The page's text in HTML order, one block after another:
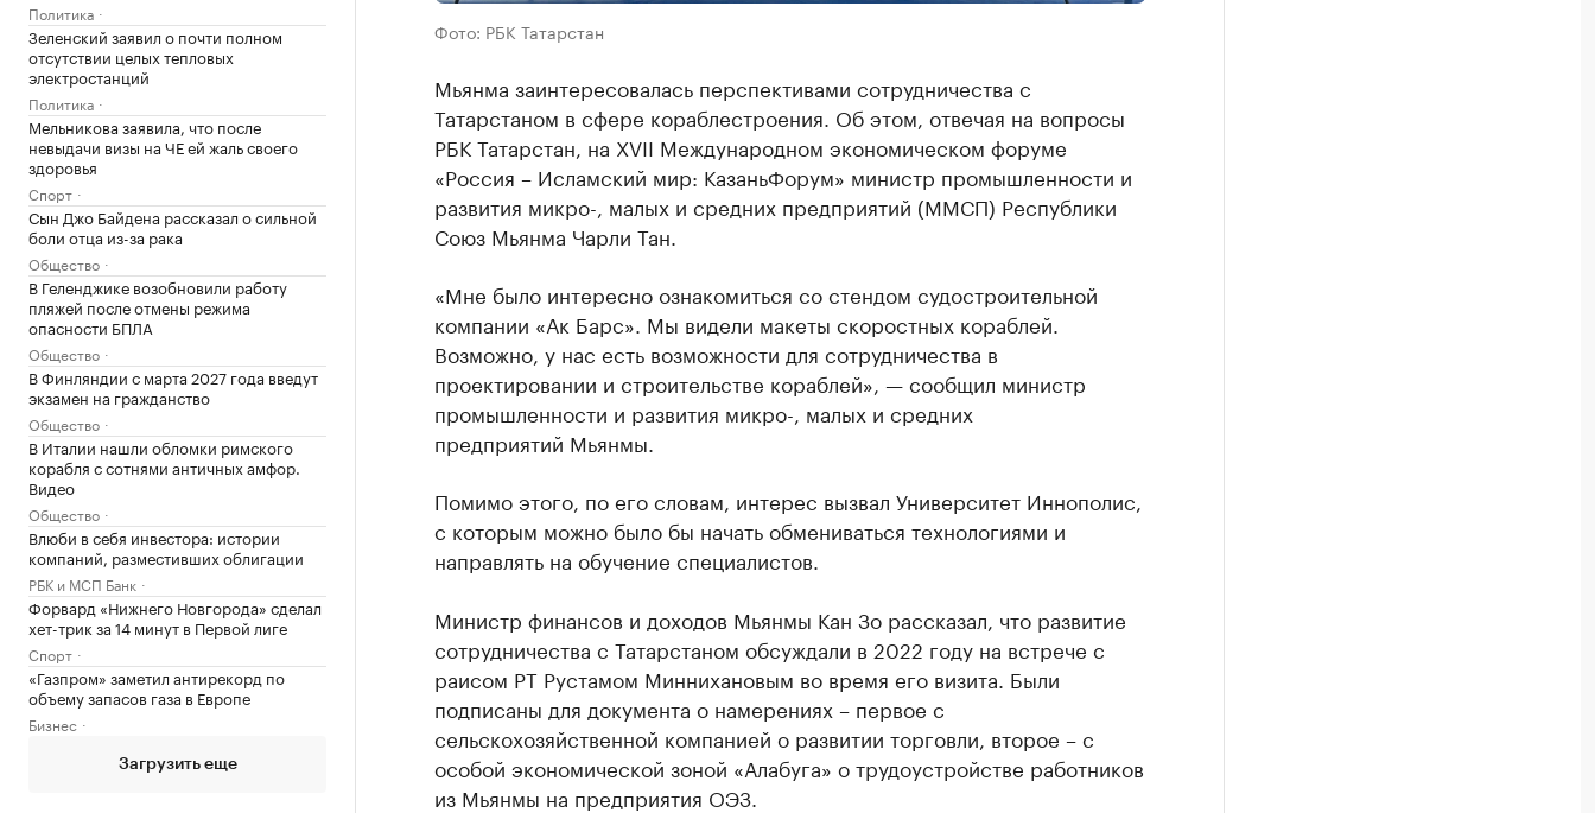
Политика
Зеленский заявил о почти полном
отсутствии целых тепловых
электростанций
Политика
Мельникова заявила, что после
невыдачи визы на ЧЕ ей жаль своего
здоровья
Спорт
Сын Джо Байдена рассказал о сильной
боли отца из-за рака
Общество
В Геленджике возобновили работу
пляжей после отмены режима
опасности БПЛА
Общество
В Финляндии с марта 2027 года введут
экзамен на гражданство
Общество
В Италии нашли обломки римского
корабля с сотнями античных амфор.
Видео
Общество
Влюби в себя инвестора: истории
компаний, разместивших облигации
РБК и МСП Банк
Форвард «Нижнего Новгорода» сделал
хет-трик за 14 минут в Первой лиге
Спорт
«Газпром» заметил антирекорд по
объему запасов газа в Европе
Бизнес
Загрузить еще
Фото: РБК Татарстан
Мьянма заинтересовалась перспективами сотрудничества с
Татарстаном в сфере кораблестроения. Об этом, отвечая на вопросы
РБК Татарстан, на XVII Международном экономическом форуме
«Россия – Исламский мир: КазаньФорум» министр промышленности и
развития микро-, малых и средних предприятий (ММСП) Республики
Союз Мьянма Чарли Тан.
«Мне было интересно ознакомиться со стендом судостроительной
компании «Ак Барс». Мы видели макеты скоростных кораблей.
Возможно, у нас есть возможности для сотрудничества в
проектировании и строительстве кораблей», — сообщил министр
промышленности и развития микро-, малых и средних
предприятий Мьянмы.
Помимо этого, по его словам, интерес вызвал Университет Иннополис,
с которым можно было бы начать обмениваться технологиями и
направлять на обучение специалистов.
Министр финансов и доходов Мьянмы Кан Зо рассказал, что развитие
сотрудничества с Татарстаном обсуждали в 2022 году на встрече с
раисом РТ Рустамом Миннихановым во время его визита. Были
подписаны для документа о намерениях – первое с
сельскохозяйственной компанией о развитии торговли, второе – с
особой экономической зоной «Алабуга» о трудоустройстве работников
из Мьянмы на предприятия ОЭЗ.